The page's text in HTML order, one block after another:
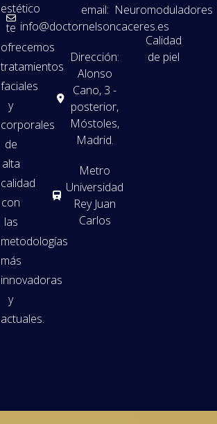
estético
te
ofrecemos
tratamientos
faciales
y
corporales
de
alta
calidad
con
las
metodologías
más
innovadoras
y
actuales.
email:
info@doctornelsoncaceres.es
Dirección:
Alonso
Cano, 3 -
posterior,
Móstoles,
Madrid.
Metro
Universidad
Rey Juan
Carlos
Neuromoduladores
Calidad
de piel